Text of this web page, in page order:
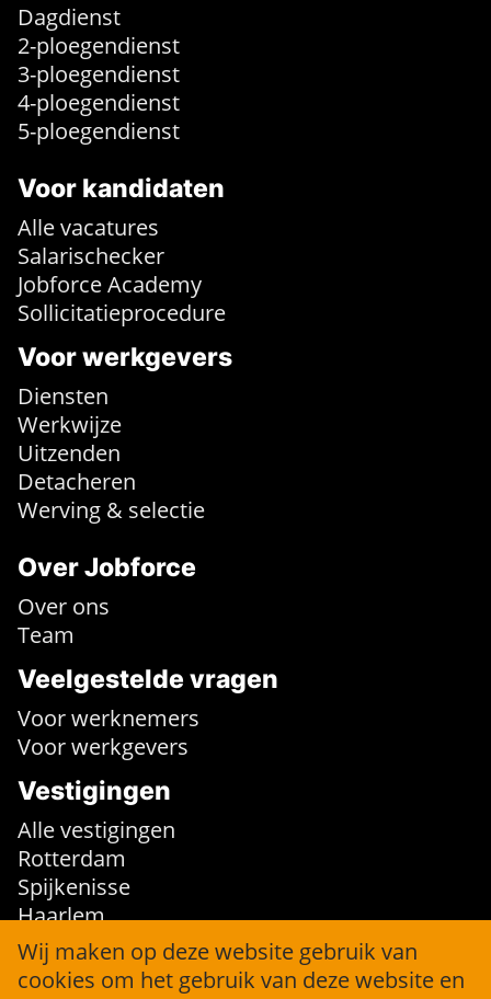
Dagdienst
2-ploegendienst
3-ploegendienst
4-ploegendienst
5-ploegendienst
Voor kandidaten
Alle vacatures
Salarischecker
Jobforce Academy
Sollicitatieprocedure
Voor werkgevers
Diensten
Werkwijze
Uitzenden
Detacheren
Werving & selectie
Over Jobforce
Over ons
Team
Veelgestelde vragen
Voor werknemers
Voor werkgevers
Vestigingen
Alle vestigingen
Rotterdam
Spijkenisse
Haarlem
Contact
Wij maken op deze website gebruik van
cookies om het gebruik van deze website en